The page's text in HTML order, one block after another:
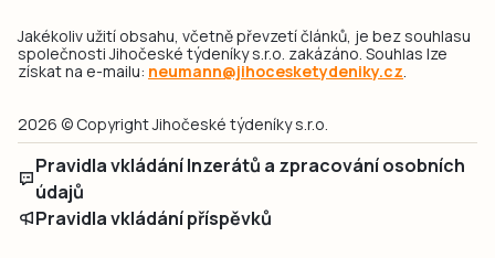
Jakékoliv užití obsahu, včetně převzetí článků, je bez souhlasu
společnosti Jihočeské týdeníky s.r.o. zakázáno. Souhlas lze
získat na e-mailu: neumann@jihocesketydeniky.cz.
2026 © Copyright Jihočeské týdeníky s.r.o.
Pravidla vkládání Inzerátů a zpracování osobních
údajů
Pravidla vkládání příspěvků